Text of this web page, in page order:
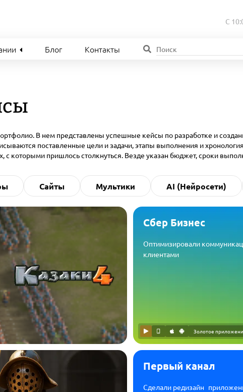
С
Блог Контакты
В нем представлены успешные кейсы по разработке и
поставленные цели и задачи, этапы выполнения и
с которыми пришлось столкнуться. Везде указан бюджет, сроки
Сайты Мультики AI (Нейросети)
Сбер Бизнес
Оптимизировали
клиентами
Золотое
Первый канал
Сделали редизайн